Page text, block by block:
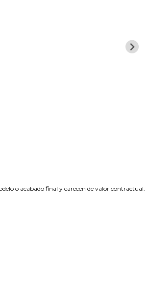
o acabado final y carecen de valor contractual.